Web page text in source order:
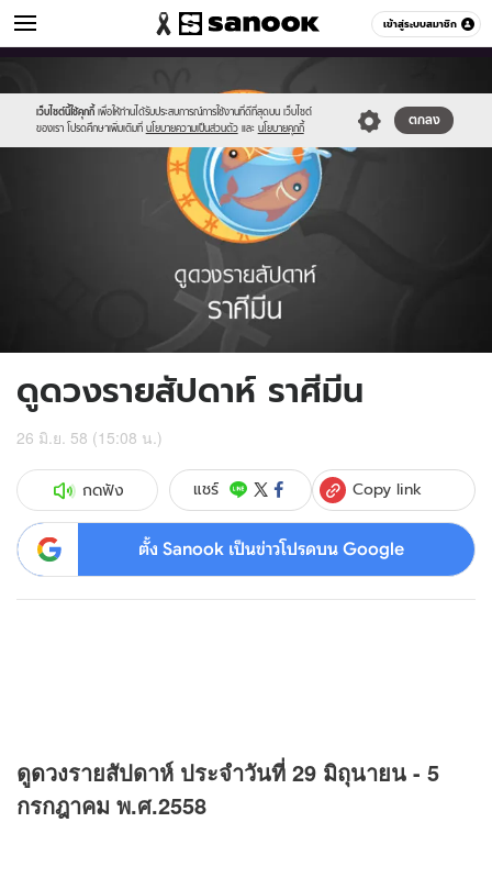
เข้าสู่ระบบสมาชิก
ดูดวง หมวดอื่นๆ
เว็บไซต์นี้ใช้คุกกี้ เพื่อให้ท่านได้รับประสบการณ์การใช้งานที่ดีที่สุดบน เว็บไซต์
ของเรา โปรดศึกษาเพิ่มเติมที่ นโยบายความเป็นส่วนตัว และ นโยบายคุกกี้
ตกลง
new-
sanook.png
ดูดวงรายสัปดาห์ ราศีมีน
26 มิ.ย. 58 (15:08 น.)
กดฟัง แชร์ Copy link
ตั้ง Sanook เป็นข่าวโปรดบน Google
ดูดวงรายสัปดาห์ ประจำวันที่ 29 มิถุนายน - 5
กรกฎาคม พ.ศ.2558